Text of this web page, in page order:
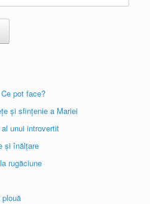
pot face?
și sfințenie a Mariei
unui introvertit
și înălțare
rugăciune